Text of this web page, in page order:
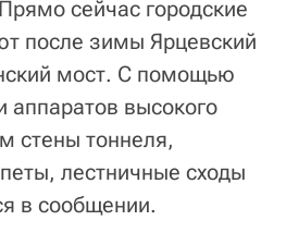
сейчас городские
после зимы Ярцевский
мост. С помощью
высокого
стены тоннеля,
лестничные сходы
в сообщении.